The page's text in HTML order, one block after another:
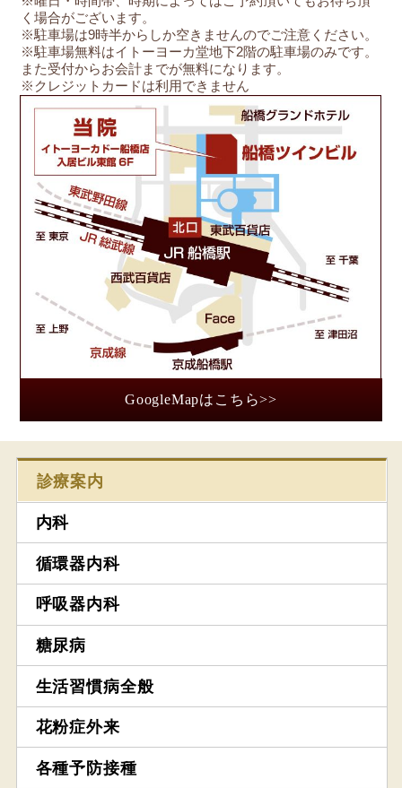
く場合がございます。
※駐車場は9時半からしか空きませんのでご注意ください。
※駐車場無料はイトーヨーカ堂地下2階の駐車場のみです。
また受付からお会計までが無料になります。
※クレジットカードは利用できません
GoogleMapはこちら>>
診療案内
内科
循環器内科
呼吸器内科
糖尿病
生活習慣病全般
花粉症外来
各種予防接種